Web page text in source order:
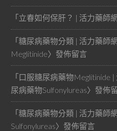
「立春如何保肝？ | 活力藥師
「糖尿病藥物分類 | 活力藥師
Meglitinide〉發佈留言
「口服糖尿病藥物Meglitinide |
尿病藥物Sulfonylureas〉發佈
「糖尿病藥物分類 | 活力藥師
Sulfonylureas〉發佈留言